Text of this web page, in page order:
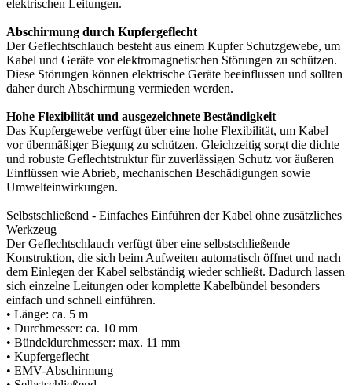
elektrischen Leitungen.
Abschirmung durch Kupfergeflecht
Der Geflechtschlauch besteht aus einem Kupfer Schutzgewebe, um
Kabel und Geräte vor elektromagnetischen Störungen zu schützen.
Diese Störungen können elektrische Geräte beeinflussen und sollten
daher durch Abschirmung vermieden werden.
Hohe Flexibilität und ausgezeichnete Beständigkeit
Das Kupfergewebe verfügt über eine hohe Flexibilität, um Kabel
vor übermäßiger Biegung zu schützen. Gleichzeitig sorgt die dichte
und robuste Geflechtstruktur für zuverlässigen Schutz vor äußeren
Einflüssen wie Abrieb, mechanischen Beschädigungen sowie
Umwelteinwirkungen.
Selbstschließend - Einfaches Einführen der Kabel ohne zusätzliches
Werkzeug
Der Geflechtschlauch verfügt über eine selbstschließende
Konstruktion, die sich beim Aufweiten automatisch öffnet und nach
dem Einlegen der Kabel selbständig wieder schließt. Dadurch lassen
sich einzelne Leitungen oder komplette Kabelbündel besonders
einfach und schnell einführen.
• Länge: ca. 5 m
• Durchmesser: ca. 10 mm
• Bündeldurchmesser: max. 11 mm
• Kupfergeflecht
• EMV-Abschirmung